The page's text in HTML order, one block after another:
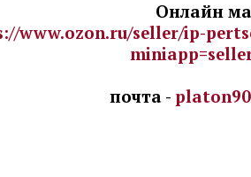
Онлайн
www.ozon.ru/seller/ip-
почта -